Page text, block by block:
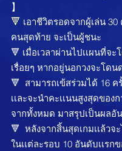
】
🔻 เอาชีวิตรอดจากผู้เล่น
คนสุดท้าย จะเป็นผู้ชนะ
🔻 เมื่อเวลาผ่านไปเเผนที่จะ
เรื่อยๆ หากอยู่นอกวงจะโดน
🔻  สามารถเข้สร่วมได้ 16
เเละจะนำคะเเนนสูงสุดของ
จากทั้งหมด มาสรุปเป็นผลอั
🔻  หลังจากสิ้นสุดเกมเเล้วจ
ในเเต่ละรอบ 10 อันดับเเรกข